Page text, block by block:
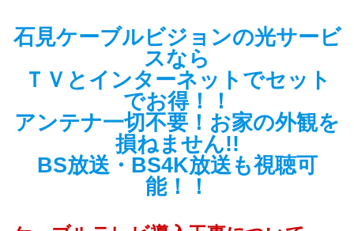
石見ケーブルビジョンの光サービ
スなら
ＴＶとインターネットでセット
でお得！！
アンテナ一切不要！お家の外観を
損ねません!!
BS放送・BS4K放送も視聴可
能！！